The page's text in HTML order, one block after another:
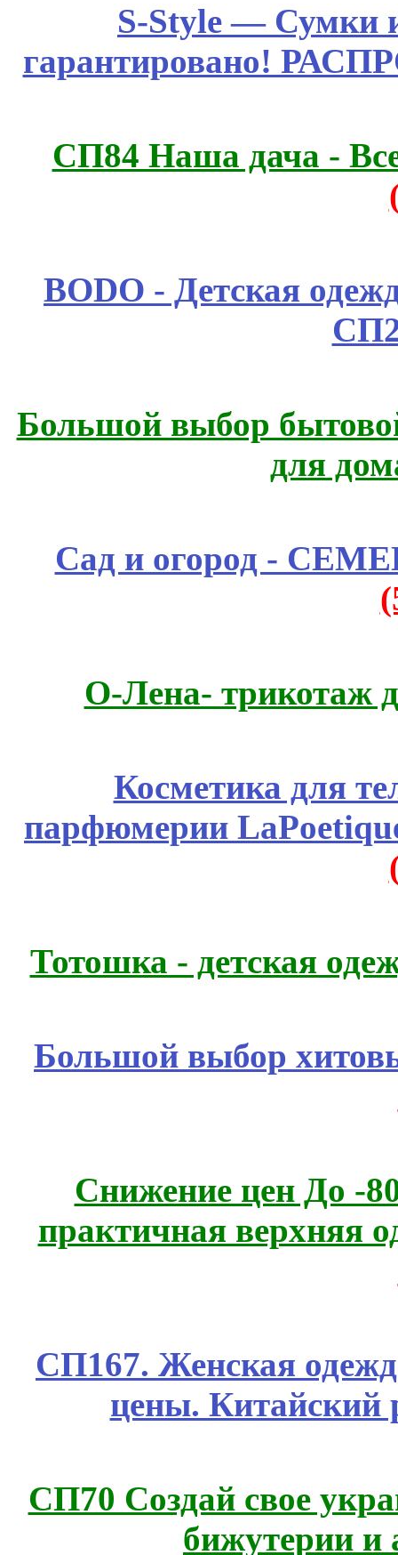
S-Style — Сумки
гарантировано!
СП84 Наша дача -
BODO - Детская
Большой выбор
для
Сад и огород -
О-Лена- трикотаж
Косметика для
парфюмерии
Тотошка - детская
Большой выбор
Снижение цен До -
практичная верхняя
СП167. Женская
цены. Китайский
СП70 Создай свое
бижутерии и